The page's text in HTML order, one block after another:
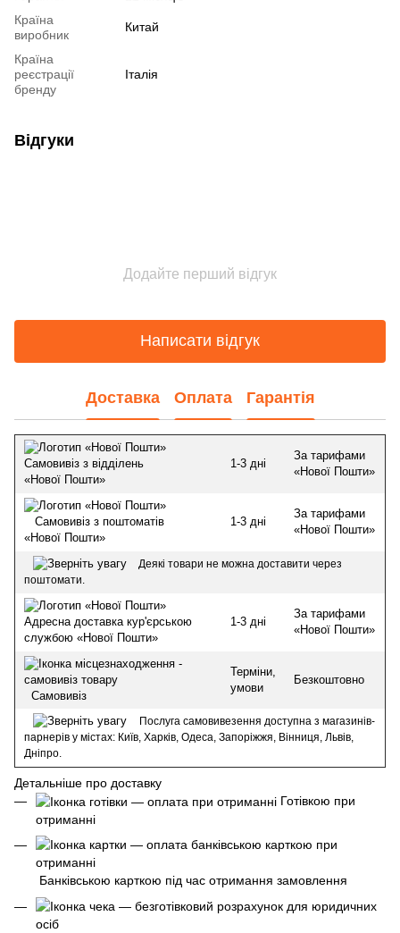
Країна
виробник
Китай
Країна
реєстрації
бренду
Італія
Відгуки
Додайте перший відгук
Написати відгук
Доставка Оплата Гарантія
Самовивіз з відділень
«Нової Пошти»
1-3 дні
За тарифами
«Нової Пошти»
Самовивіз з поштоматів
«Нової Пошти»
1-3 дні
За тарифами
«Нової Пошти»
Деякі товари не можна доставити через
поштомати.
Адресна доставка кур'єрською
службою «Нової Пошти»
1-3 дні
За тарифами
«Нової Пошти»
Самовивіз
Терміни,
умови
Безкоштовно
Послуга самовивезення доступна з магазинів-
парнерів у містах: Київ, Харків, Одеса, Запоріжжя, Вінниця, Львів,
Дніпро.
Детальніше про доставку
Готівкою при
отриманні
Банківською карткою під час отримання замовлення